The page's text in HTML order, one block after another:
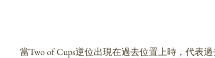
當Two of Cups逆位出現在過去位置上時，代表